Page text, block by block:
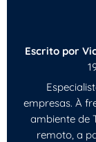
Escrito por
empresas. À
ambiente de
remoto, a